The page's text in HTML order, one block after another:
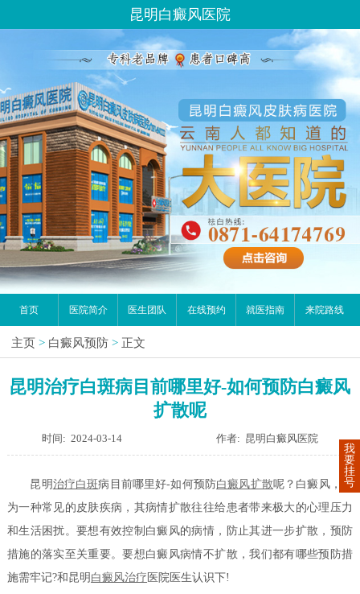
昆明白癜风医院
首页 医院简介 医生团队 在线预约 就医指南 来院路线
主页 > 白癜风预防 > 正文
昆明治疗白斑病目前哪里好-如何预防白癜风
扩散呢
时间: 2024-03-14 作者: 昆明白癜风医院
昆明治疗白斑病目前哪里好-如何预防白癜风扩散呢？白癜风，作
为一种常见的皮肤疾病，其病情扩散往往给患者带来极大的心理压力
和生活困扰。要想有效控制白癜风的病情，防止其进一步扩散，预防
措施的落实至关重要。要想白癜风病情不扩散，我们都有哪些预防措
施需牢记?和昆明 白癜风治疗 医院医生认识下!
我
要
挂
号